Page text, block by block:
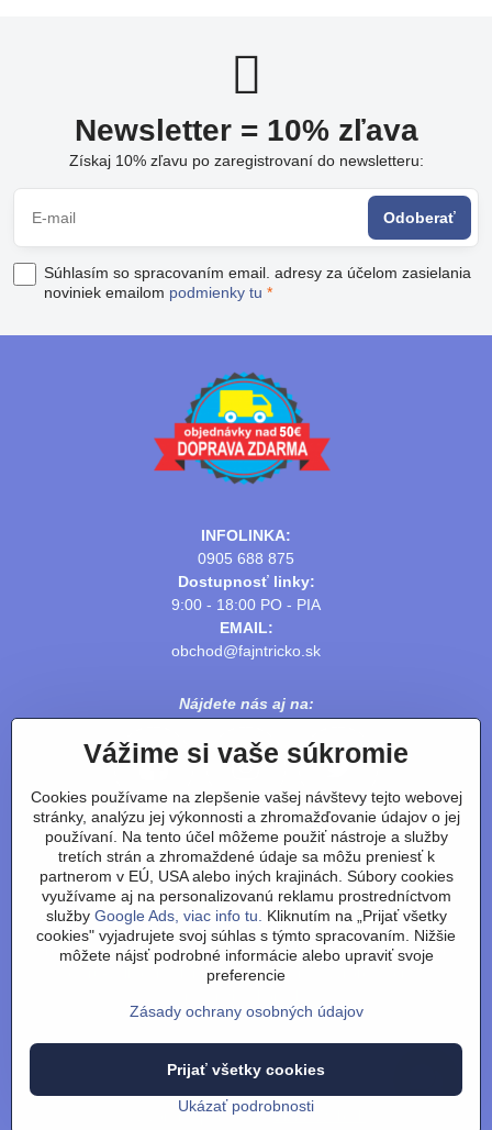
Newsletter = 10% zľava
Získaj 10% zľavu po zaregistrovaní do newsletteru:
Odoberať
Súhlasím so spracovaním email. adresy za účelom zasielania
noviniek emailom podmienky tu *
INFOLINKA:
0905 688 875
Dostupnosť linky:
9:00 - 18:00 PO - PIA
EMAIL:
obchod@fajntricko.sk
Nájdete nás aj na:
Obchodné podmienky/vrátenie tovaru /reklamácie/výmena
články/technológie a výroba
©2026Copyright
Predvoľby súkromiaZásady ochrany osobných údajov
Stav objednávky
Vytvorené pomocou:BiznisWeb.sk
Vážime si vaše súkromie
Cookies používame na zlepšenie vašej návštevy tejto webovej
stránky, analýzu jej výkonnosti a zhromažďovanie údajov o jej
používaní. Na tento účel môžeme použiť nástroje a služby
tretích strán a zhromaždené údaje sa môžu preniesť k
partnerom v EÚ, USA alebo iných krajinách. Súbory cookies
využívame aj na personalizovanú reklamu prostredníctvom
služby Google Ads, viac info tu.
Kliknutím na „Prijať všetky
cookies" vyjadrujete svoj súhlas s týmto spracovaním. Nižšie
môžete nájsť podrobné informácie alebo upraviť svoje
preferencie
Zásady ochrany osobných údajov
Ukázať podrobnosti
Prijať všetky cookies